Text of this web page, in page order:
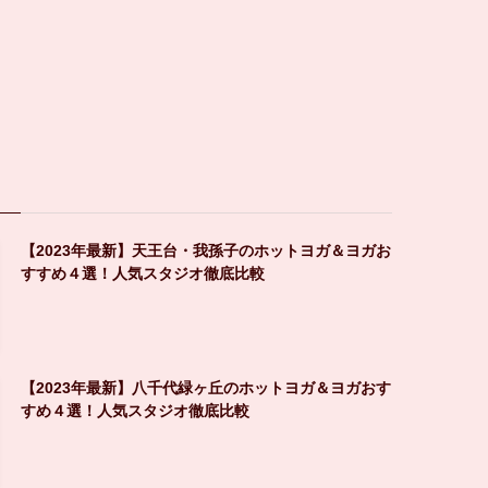
【2023年最新】天王台・我孫子のホットヨガ＆ヨガお
すすめ４選！人気スタジオ徹底比較
【2023年最新】八千代緑ヶ丘のホットヨガ＆ヨガおす
すめ４選！人気スタジオ徹底比較